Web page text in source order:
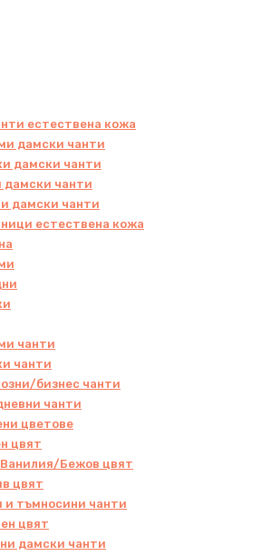
естествена кожа
дамски чанти
дамски чанти
дамски чанти
дамски чанти
естествена кожа
чанти
чанти
бизнес чанти
чанти
цветове
цвят
Бежов цвят
цвят
и тъмносини чанти
цвят
дамски чанти